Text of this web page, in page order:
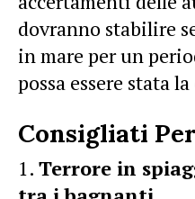
dovranno stabilire
in mare per un
possa essere stata
Consigliati
Terrore in